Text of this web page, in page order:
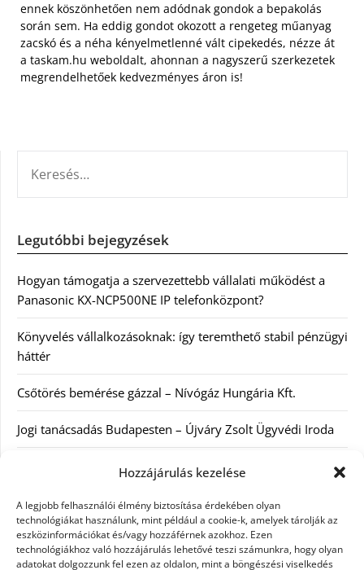
Hozzájárulás kezelése
A legjobb felhasználói élmény biztosítása érdekében olyan
technológiákat használunk, mint például a cookie-k, amelyek tárolják az
eszközinformációkat és/vagy hozzáférnek azokhoz. Ezen
technológiákhoz való hozzájárulás lehetővé teszi számunkra, hogy olyan
adatokat dolgozzunk fel ezen az oldalon, mint a böngészési viselkedés
ennek köszönhetően nem adódnak gondok a bepakolás
során sem. Ha eddig gondot okozott a rengeteg műanyag
zacskó és a néha kényelmetlenné vált cipekedés, nézze át
a taskam.hu weboldalt, ahonnan a nagyszerű szerkezetek
megrendelhetőek kedvezményes áron is!
Legutóbbi bejegyzések
Hogyan támogatja a szervezettebb vállalati működést a
Panasonic KX-NCP500NE IP telefonközpont?
Könyvelés vállalkozásoknak: így teremthető stabil pénzügyi
háttér
Csőtörés bemérése gázzal – Nívógáz Hungária Kft.
Jogi tanácsadás Budapesten – Újváry Zsolt Ügyvédi Iroda
Arckrémek – mit érdemes tudni az öregedés lassításáról és
Kategóriák